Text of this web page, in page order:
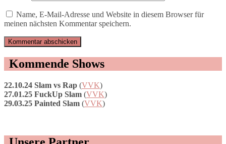
Name, E-Mail-Adresse und Website in diesem Browser für
meinen nächsten Kommentar speichern.
Kommende Shows
22.10.24 Slam vs Rap (VVK)
27.01.25 FuckUp Slam (VVK)
29.03.25 Painted Slam (VVK)